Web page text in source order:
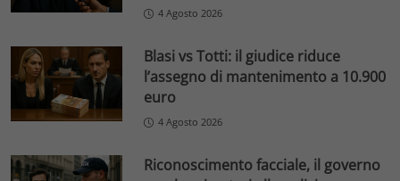
4 Agosto 2026
Blasi vs Totti: il giudice riduce
l’assegno di mantenimento a 10.900
euro
4 Agosto 2026
Riconoscimento facciale, il governo